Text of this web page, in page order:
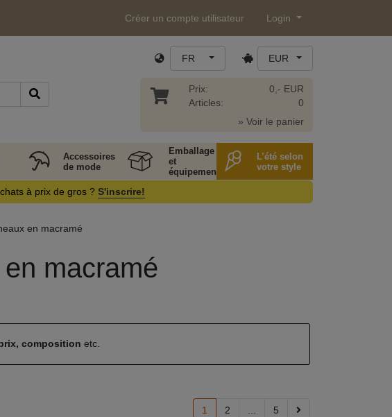
Créer un compte utilisateur Login
FR EUR
Prix:
Articles:
0,- EUR
0
» Voir le panier
Accessoires
de mode
Emballage
et
équipement
L’été selon
votre style
à prix de gros ? S'inscrire!
en macramé
macramé
composition etc.
1 2 5